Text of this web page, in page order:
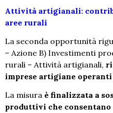
Attività artigianali:
aree rurali
La seconda opportunità
– Azione B) Investimenti
rurali – Attività artigianali,
imprese artigiane
La misura è finalizzata a
produttivi che